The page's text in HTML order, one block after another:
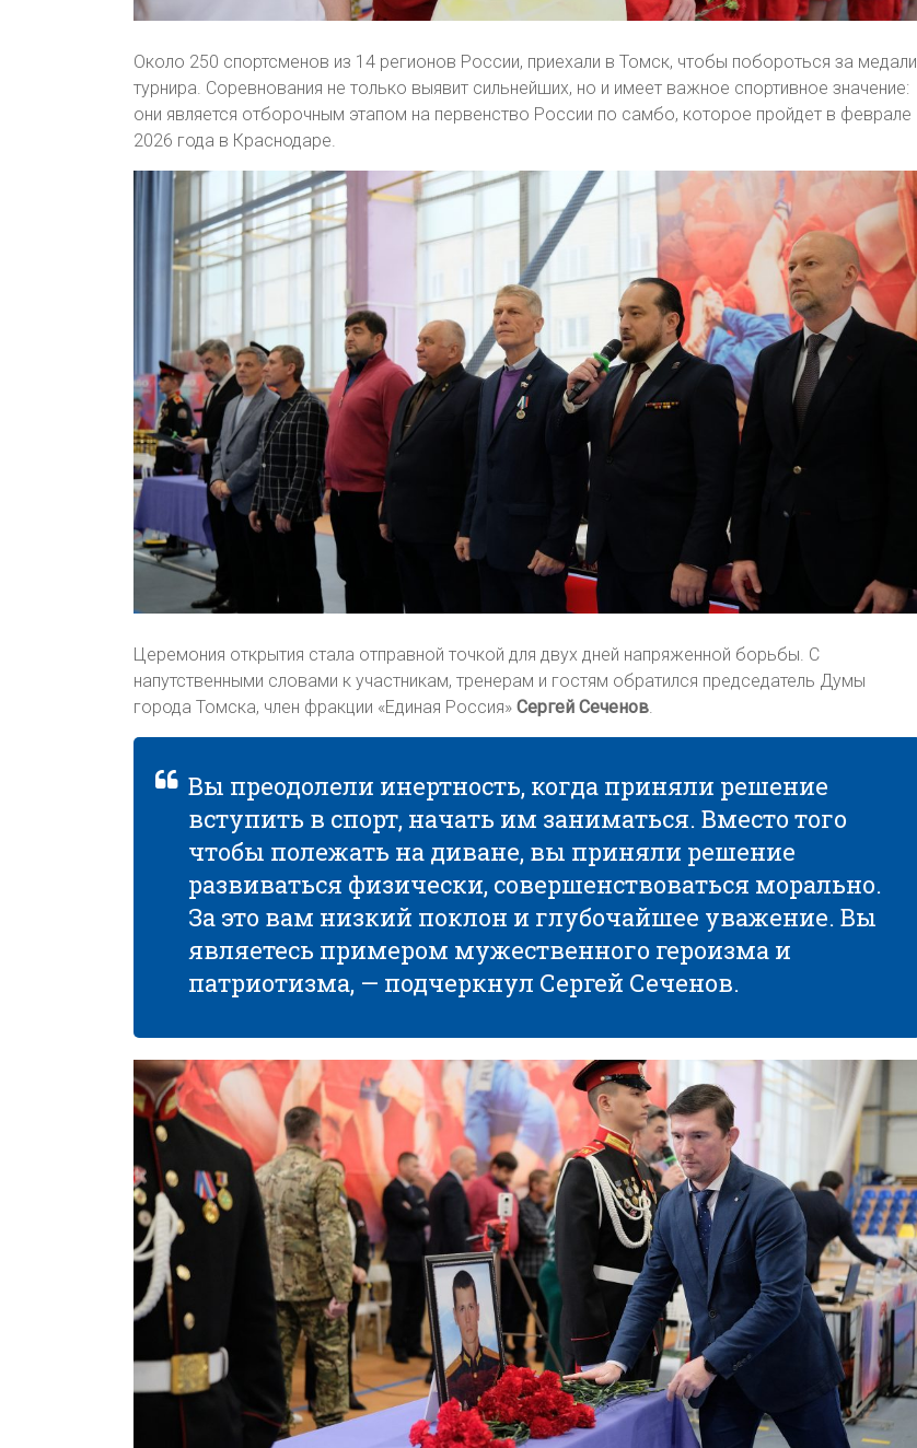
Около 250 спортсменов из 14 регионов России, приехали в Томск, чтобы побороться за медали
турнира. Соревнования не только выявит сильнейших, но и имеет важное спортивное значение:
они является отборочным этапом на первенство России по самбо, которое пройдет в феврале
2026 года в Краснодаре.
Церемония открытия стала отправной точкой для двух дней напряженной борьбы. С
напутственными словами к участникам, тренерам и гостям обратился председатель Думы
города Томска, член фракции «Единая Россия» Сергей Сеченов
Вы преодолели инертность, когда приняли решение
вступить в спорт, начать им заниматься. Вместо того
чтобы полежать на диване, вы приняли решение
развиваться физически, совершенствоваться морально.
За это вам низкий поклон и глубочайшее уважение. Вы
являетесь примером мужественного героизма и
патриотизма, — подчеркнул Сергей Сеченов.